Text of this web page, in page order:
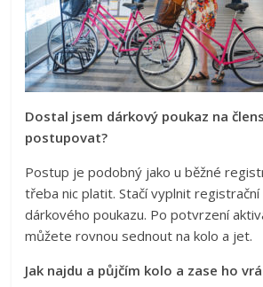
Dostal jsem dárkový poukaz na
postupovat?
Postup je podobný jako u běžné
třeba nic platit. Stačí vyplnit
dárkového poukazu. Po potvrzení
můžete rovnou sednout na kolo a jet.
Jak najdu a půjčím kolo a zase ho